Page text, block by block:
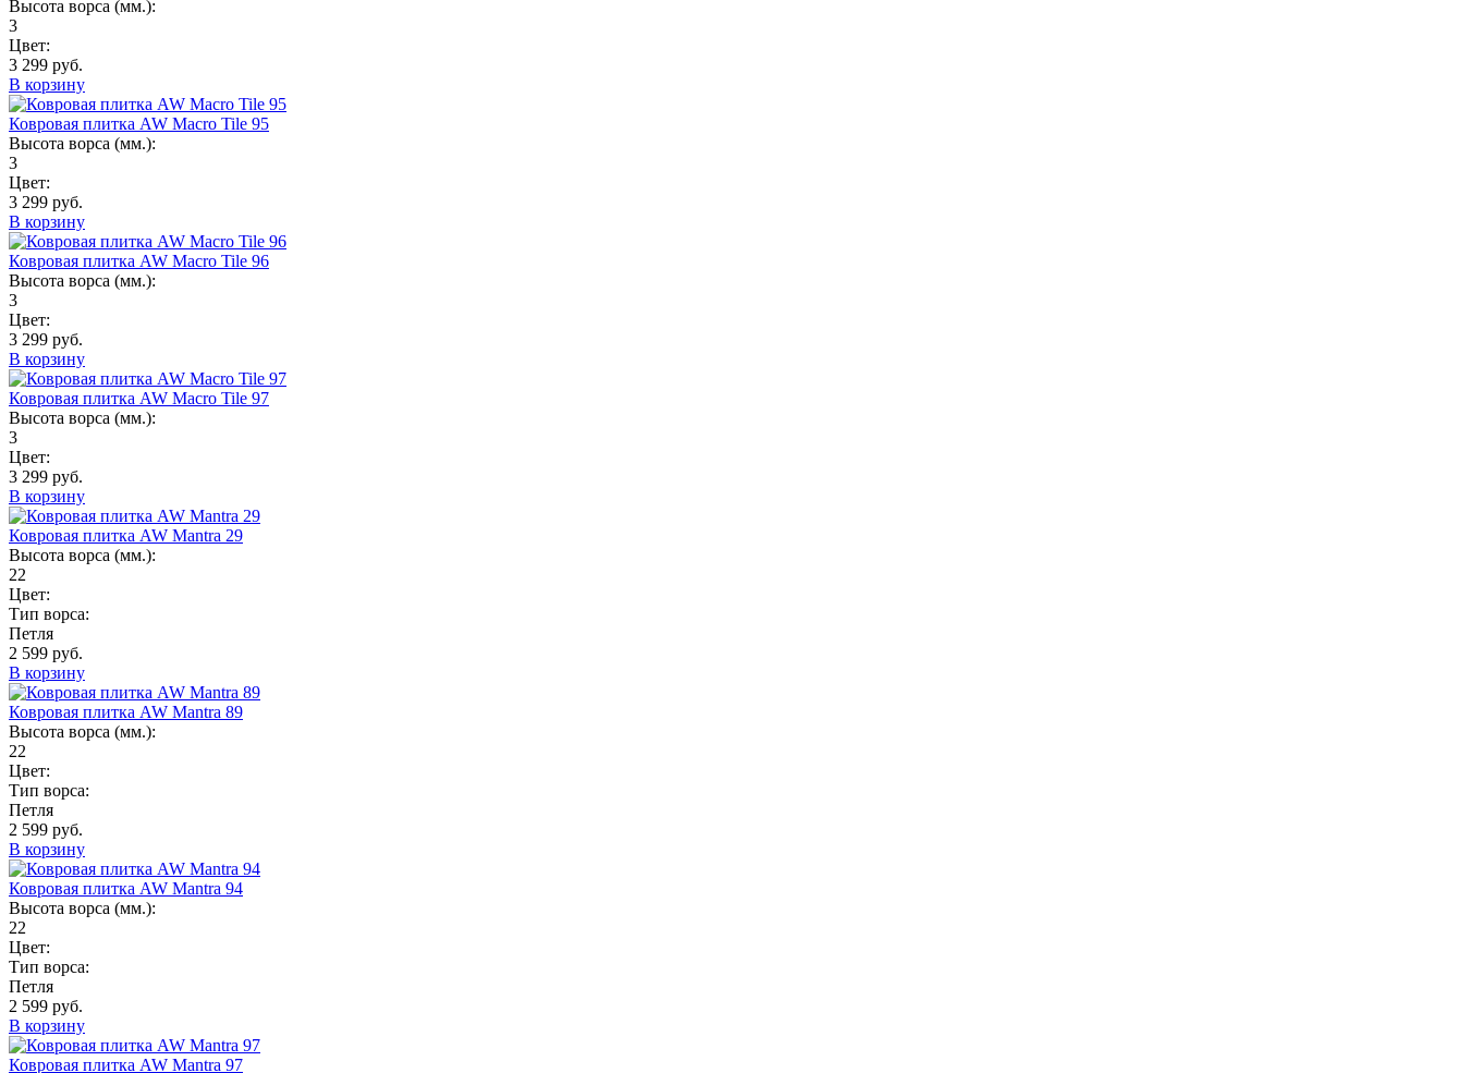
Высота ворса (мм.):
3
Цвет:
3 299 руб.
В корзину
Ковровая плитка AW Macro Tile 95
Высота ворса (мм.):
3
Цвет:
3 299 руб.
В корзину
Ковровая плитка AW Macro Tile 96
Высота ворса (мм.):
3
Цвет:
3 299 руб.
В корзину
Ковровая плитка AW Macro Tile 97
Высота ворса (мм.):
3
Цвет:
3 299 руб.
В корзину
Ковровая плитка AW Mantra 29
Высота ворса (мм.):
22
Цвет:
Тип ворса:
Петля
2 599 руб.
В корзину
Ковровая плитка AW Mantra 89
Высота ворса (мм.):
22
Цвет:
Тип ворса:
Петля
2 599 руб.
В корзину
Ковровая плитка AW Mantra 94
Высота ворса (мм.):
22
Цвет:
Тип ворса:
Петля
2 599 руб.
В корзину
Ковровая плитка AW Mantra 97